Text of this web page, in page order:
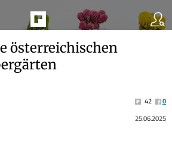
österreichischen
42
0
25.06.2025